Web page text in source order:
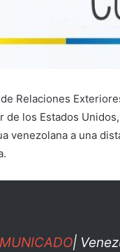
Relaciones
de los Estados
venezolana a una
|